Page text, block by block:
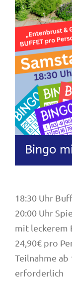
Bingo
18:30 Uhr
20:00 Uhr
mit leckerem
24,90€ pro
Teilnahme ab
erforderlich